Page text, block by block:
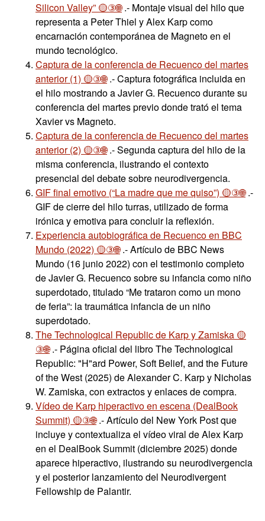
Silicon Valley” 🟡③🌐.- Montaje visual del hilo que
representa a Peter Thiel y Alex Karp como
encarnación contemporánea de Magneto en el
mundo tecnológico.
Captura de la conferencia de Recuenco del martes
anterior (1) 🟡③🌐.- Captura fotográfica incluida en
el hilo mostrando a Javier G. Recuenco durante su
conferencia del martes previo donde trató el tema
Xavier vs Magneto.
Captura de la conferencia de Recuenco del martes
anterior (2) 🟡③🌐.- Segunda captura del hilo de la
misma conferencia, ilustrando el contexto
presencial del debate sobre neurodivergencia.
GIF final emotivo (“La madre que me quiso”) 🟡③🌐.-
GIF de cierre del hilo turras, utilizado de forma
irónica y emotiva para concluir la reflexión.
Experiencia autobiográfica de Recuenco en BBC
Mundo (2022) 🟡③🌐.- Artículo de BBC News
Mundo (16 junio 2022) con el testimonio completo
de Javier G. Recuenco sobre su infancia como niño
superdotado, titulado “Me trataron como un mono
de feria”: la traumática infancia de un niño
superdotado.
The Technological Republic de Karp y Zamiska 🟡
③🌐.- Página oficial del libro The Technological
Republic: "H"ard Power, Soft Belief, and the Future
of the West (2025) de Alexander C. Karp y Nicholas
W. Zamiska, con extractos y enlaces de compra.
Vídeo de Karp hiperactivo en escena (DealBook
Summit) 🟡③🌐.- Artículo del New York Post que
incluye y contextualiza el vídeo viral de Alex Karp
en el DealBook Summit (diciembre 2025) donde
aparece hiperactivo, ilustrando su neurodivergencia
y el posterior lanzamiento del Neurodivergent
Fellowship de Palantir.